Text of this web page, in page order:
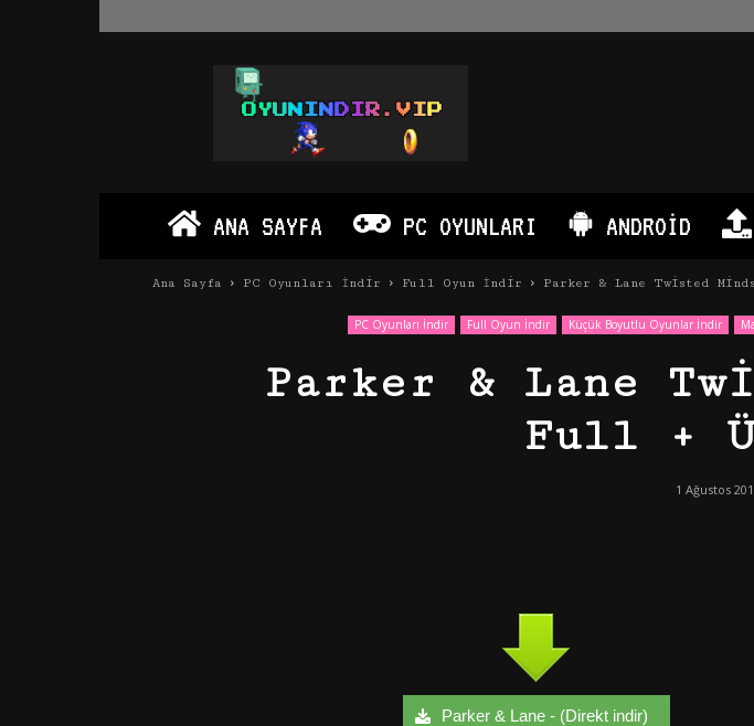
Oyun
İndir
PC
Android
ANA SAYFA PC OYUNLARI ANDROID
Ana Sayfa PC Oyunları İndir Full Oyun İndir Parker & Lane Twisted
PC Oyunları İndir Full Oyun İndir Küçük Boyutlu Oyunlar İndir
Parker & Lane
Full +
1 Ağustos
Parker & Lane - (Direkt indir)